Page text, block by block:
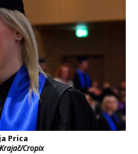
Prica
Cropix